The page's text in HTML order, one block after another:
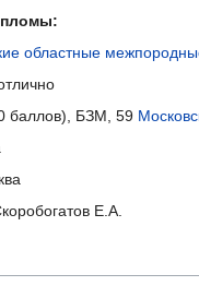
областные
баллов), БЗМ, 59
Е.А.